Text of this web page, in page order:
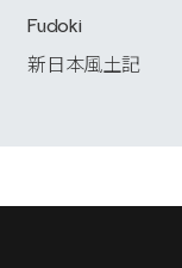
Fudoki
新日本風土記